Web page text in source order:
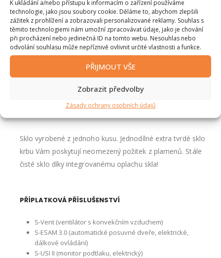
K ukládání a/nebo přístupu k informacím o zařízení používáme
technologie, jako jsou soubory cookie. Děláme to, abychom zlepšili
zážitek z prohlížení a zobrazovali personalizované reklamy. Souhlas s
těmito technologiemi nám umožní zpracovávat údaje, jako je chování
při procházení nebo jedinečná ID na tomto webu. Nesouhlas nebo
odvolání souhlasu může nepříznivě ovlivnit určité vlastnosti a funkce.
PŘIJMOUT VŠE
Zobrazit předvolby
Zásady ochrany osobních údajů
ÚČINNOST JE ZÁKLAD
Vysoká účinnost díky pokročilé technologii – oceňované
krbové vložky Spartherm zajišťují špičkový provoz a
optimální využití energie. Jako celek byly krbové vložky
Spartherm navrženy pro udržitelné používání, které chrání
životní prostředí a váš rozpočet. 30letá praxe vložená do
technologie hoření vás nezklame.
Sklo vyrobené z jednoho kusu. Jednodílné extra tvrdé sklo
krbu Vám poskytují neomezený požitek z plamenů. Stále
čisté sklo díky integrovanému oplachu skla!
PŘÍPLATKOVÁ PŘÍSLUŠENSTVÍ
S-Vent (ventilátor s konvekčním vzduchem)
S-ESAM 3.0 (automatické posuvné dveře, elektrické,
dálkové ovládání)
S-USI II (monitor podtlaku, elektrický)